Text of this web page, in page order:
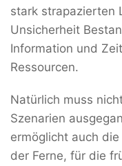
stark strapazierten
Unsicherheit
Information und
Ressourcen.
Natürlich muss
Szenarien
ermöglicht auch
der Ferne, für die